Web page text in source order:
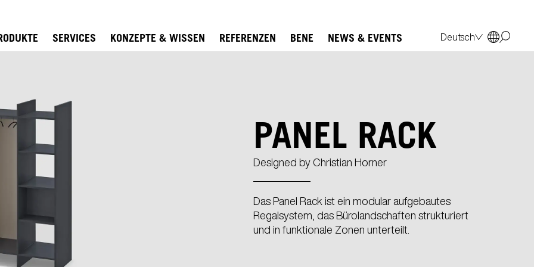
SERVICES KONZEPTE & WISSEN REFERENZEN BENE NEWS & EVENTS
Deutsch
English
PANEL RACK
Designed byChristian Horner
Das Panel Rack ist ein modular aufgebautes
Regalsystem, das Bürolandschaften strukturiert
und in funktionale Zonen unterteilt.